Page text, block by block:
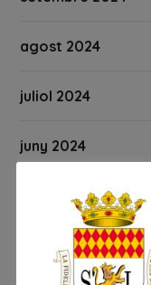
agost 2024
juliol 2024
juny 2024
maig 2024
abril 2024